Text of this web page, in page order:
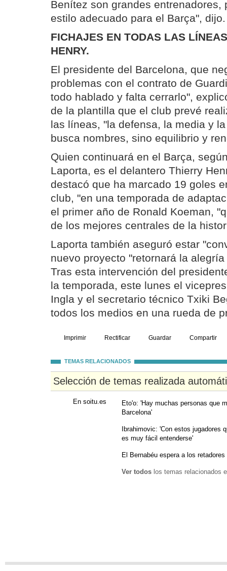
Benítez son grandes entrenadores,
estilo adecuado para el Barça", dijo.
FICHAJES EN TODAS LAS
HENRY.
El presidente del Barcelona, que
problemas con el contrato de
todo hablado y falta cerrarlo",
de la plantilla que el club prevé
las líneas, "la defensa, la media y
busca nombres, sino equilibrio y
Quien continuará en el Barça,
Laporta, es el delantero Thierry
destacó que ha marcado 19 goles
club, "en una temporada de
el primer año de Ronald Koeman,
de los mejores centrales de la
Laporta también aseguró estar
nuevo proyecto "retornará la
Tras esta intervención del
la temporada, este lunes el
Ingla y el secretario técnico Txiki
todos los medios en una rueda de
Imprimir Rectificar Guardar Compartir
TEMAS RELACIONADOS
Selección de temas realizada
En soitu.es
Eto'o: 'Hay muchas personas que
Barcelona'
Ibrahimovic: 'Con estos jugadores
es muy fácil entenderse'
El Bernabéu espera a los
Ver todos los temas relacionados